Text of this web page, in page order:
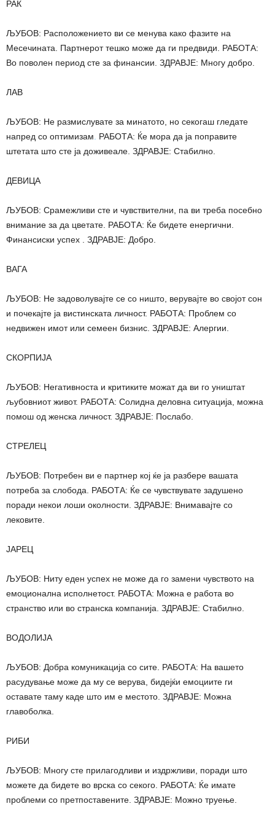
РАК
ЉУБОВ: Расположението ви се менува како фазите на
Месечината. Партнерот тешко може да ги предвиди. РАБОТА:
Во поволен период сте за финансии. ЗДРАВЈЕ: Многу добро.
ЛАВ
ЉУБОВ: Не размислувате за минатото, но секогаш гледате
напред со оптимизам
РАБОТА: Ќе мора да ја поправите
штетата што сте ја доживеале. ЗДРАВЈЕ: Стабилно.
ДЕВИЦА
ЉУБОВ: Срамежливи сте и чувствителни, па ви треба посебно
внимание за да цветате. РАБОТА: Ќе бидете енергични.
Финансиски успех . ЗДРАВЈЕ: Добро.
ВАГА
ЉУБОВ: Не задоволувајте се со ништо, верувајте во својот сон
и почекајте ја вистинската личност. РАБОТА: Проблем со
недвижен имот или семеен бизнис. ЗДРАВЈЕ: Алергии.
СКОРПИЈА
ЉУБОВ: Негативноста и критиките можат да ви го уништат
љубовниот живот. РАБОТА: Солидна деловна ситуација, можна
помош од женска личност. ЗДРАВЈЕ: Послабо.
СТРЕЛЕЦ
ЉУБОВ: Потребен ви е партнер кој ќе ја разбере вашата
потреба за слобода. РАБОТА: Ќе се чувствувате задушено
поради некои лоши околности. ЗДРАВЈЕ: Внимавајте со
лековите.
ЈАРЕЦ
ЉУБОВ: Ниту еден успех не може да го замени чувството на
емоционална исполнетост. РАБОТА: Можна е работа во
странство или во странска компанија. ЗДРАВЈЕ: Стабилно.
ВОДОЛИЈА
ЉУБОВ: Добра комуникација со сите. РАБОТА: На вашето
расудување може да му се верува, бидејќи емоциите ги
оставате таму каде што им е местото. ЗДРАВЈЕ: Можна
главоболка.
РИБИ
ЉУБОВ: Многу сте прилагодливи и издржливи, поради што
можете да бидете во врска со секого. РАБОТА: Ќе имате
проблеми со претпоставените. ЗДРАВЈЕ: Можно труење.